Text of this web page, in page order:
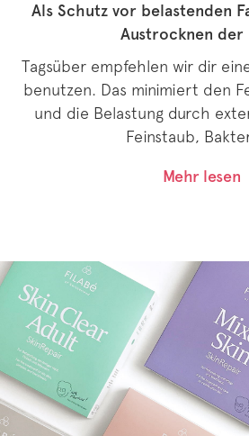
Als Schutz vor belastenden
Austrocknen der
Tagsüber empfehlen wir dir
benutzen. Das minimiert den
und die Belastung durch
Feinstaub,
Mehr lesen